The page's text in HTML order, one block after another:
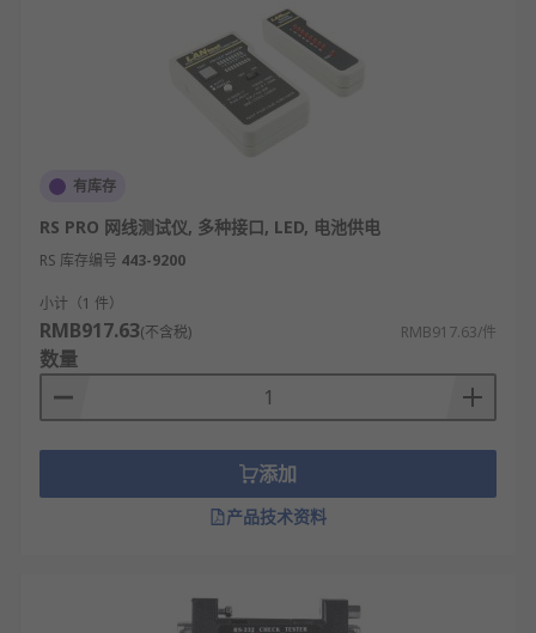
有库存
RS PRO 网线测试仪, 多种接口, LED, 电池供电
RS 库存编号 443-9200
小计（1 件）
RMB917.63(不含税) RMB917.63/件
数量
添加
产品技术资料